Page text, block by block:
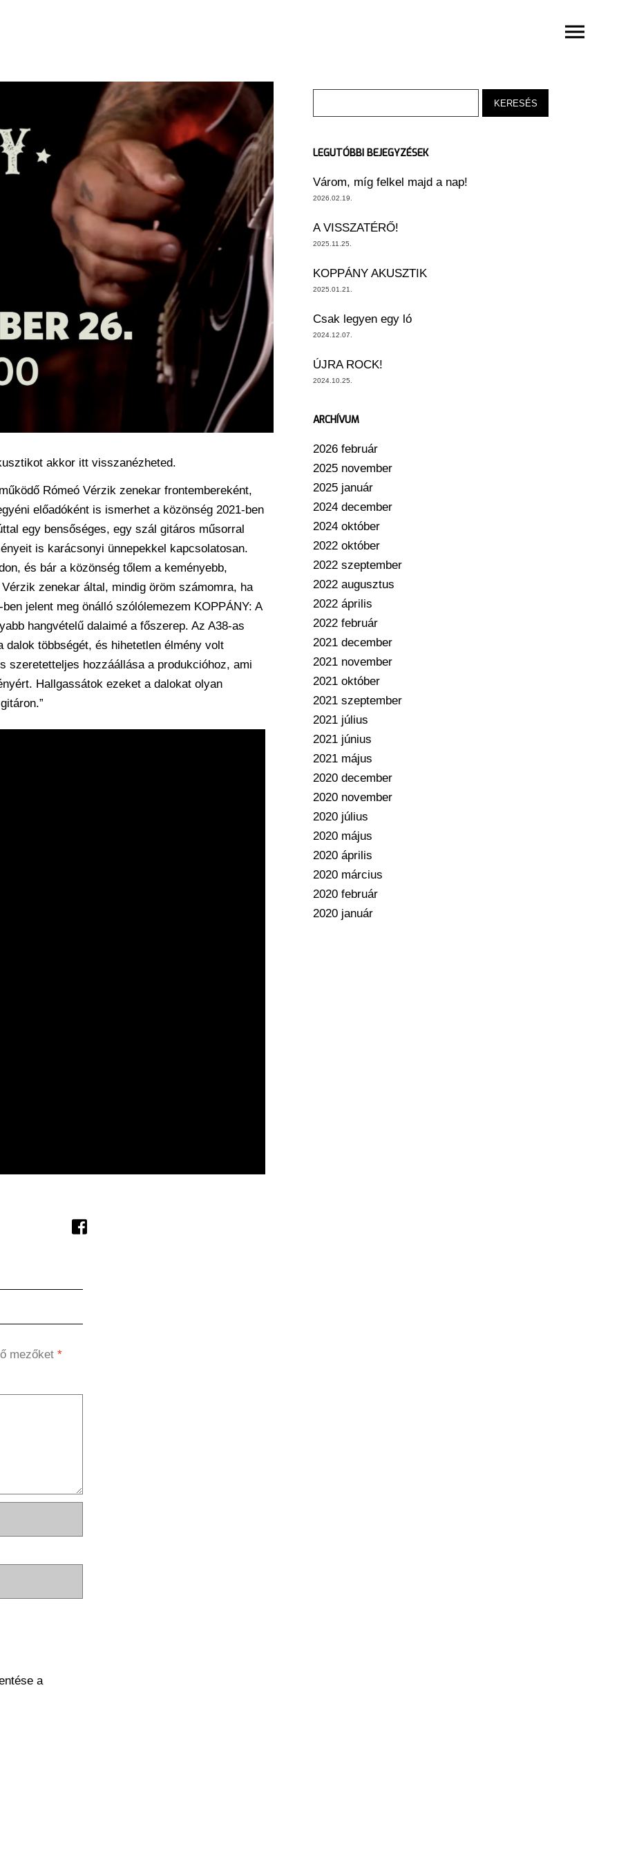
akkor itt visszanézheted.
Rómeó Vérzik zenekar frontembereként,
előadóként is ismerhet a közönség 2021-ben
egy bensőséges, egy szál gitáros műsorral
is karácsonyi ünnepekkel kapcsolatosan.
és bár a közönség tőlem a keményebb,
zenekar által, mindig öröm számomra, ha
jelent meg önálló szólólemezem KOPPÁNY: A
hangvételű dalaimé a főszerep. Az A38-as
többségét, és hihetetlen élmény volt
szeretetteljes hozzáállása a produkcióhoz, ami
Hallgassátok ezeket a dalokat olyan
mezőket *
a
LEGUTÓBBI BEJEGYZÉSEK
Várom, míg felkel majd a nap!
2026.02.19.
A VISSZATÉRŐ!
2025.11.25.
KOPPÁNY AKUSZTIK
2025.01.21.
Csak legyen egy ló
2024.12.07.
ÚJRA ROCK!
2024.10.25.
ARCHÍVUM
2026 február
2025 november
2025 január
2024 december
2024 október
2022 október
2022 szeptember
2022 augusztus
2022 április
2022 február
2021 december
2021 november
2021 október
2021 szeptember
2021 július
2021 június
2021 május
2020 december
2020 november
2020 július
2020 május
2020 április
2020 március
2020 február
2020 január